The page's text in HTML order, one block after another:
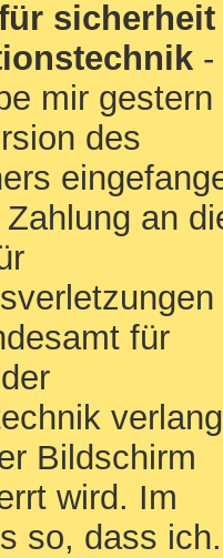
-
mir gestern
des
an
für
Bildschirm
wird. Im
so, dass